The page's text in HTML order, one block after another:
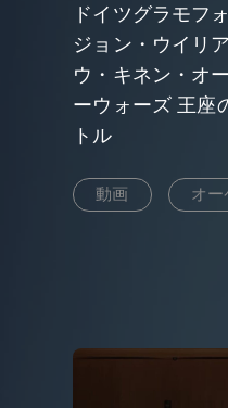
ドイツグラモフ
ジョン・ウイリ
ウ・キネン・オ
ーウォーズ 王座
トル
動画 オー